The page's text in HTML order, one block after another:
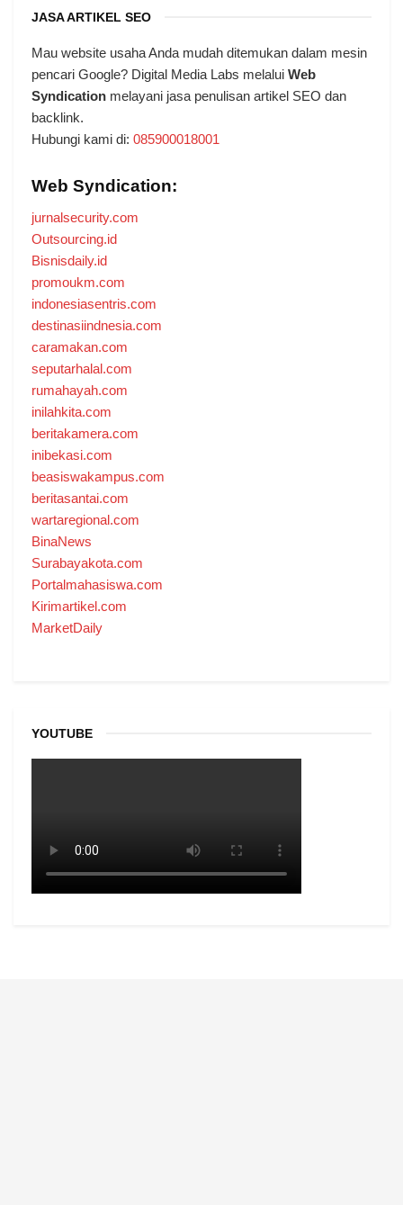
JASA ARTIKEL SEO
Mau website usaha Anda mudah ditemukan dalam mesin
pencari Google? Digital Media Labs melalui Web
Syndication melayani jasa penulisan artikel SEO dan
backlink.
Hubungi kami di: 085900018001
Web Syndication:
jurnalsecurity.com
Outsourcing.id
Bisnisdaily.id
promoukm.com
indonesiasentris.com
destinasiindnesia.com
caramakan.com
seputarhalal.com
rumahayah.com
inilahkita.com
beritakamera.com
inibekasi.com
beasiswakampus.com
beritasantai.com
wartaregional.com
BinaNews
Surabayakota.com
Portalmahasiswa.com
Kirimartikel.com
MarketDaily
YOUTUBE